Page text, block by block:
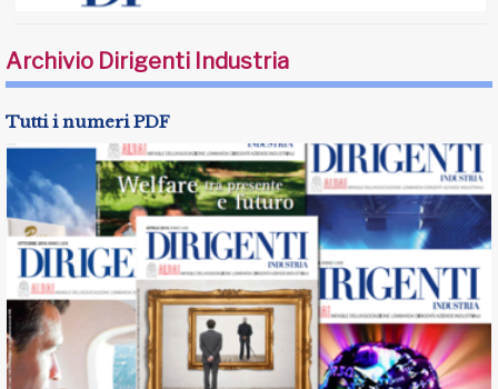
Archivio Dirigenti Industria
Tutti i numeri PDF